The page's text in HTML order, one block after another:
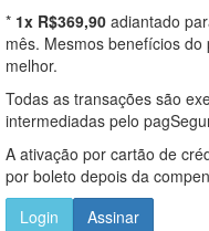
* 1x R$369,90 adiantado
mês. Mesmos benefícios
melhor.
Todas as transações são
intermediadas pelo
A ativação por cartão de
por boleto depois da
Login
Assinar